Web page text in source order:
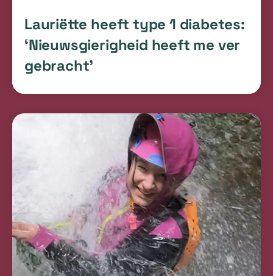
Lauriëtte heeft type 1 diabetes:
‘Nieuwsgierigheid heeft me ver
gebracht’